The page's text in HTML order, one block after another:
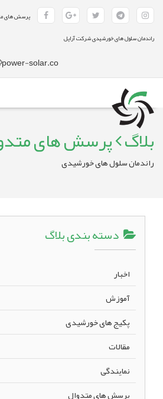
پرسش های
راندمان سلول های خورشیدی شرکت آراپل
power-solar.co
بلاگ پرسش های
راندمان سلول های خورشیدی
دسته بندی بلاگ
اخبار
آموزش
پکیج های خورشیدی
مقالات
نمایندگی
پرسش های متدوال